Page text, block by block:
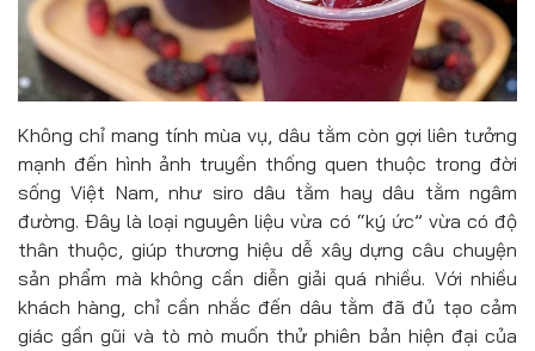
Không chỉ mang tính mùa vụ, dâu tằm còn gợi liên tưởng
mạnh đến hình ảnh truyền thống quen thuộc trong đời
sống Việt Nam, như siro dâu tằm hay dâu tằm ngâm
đường. Đây là loại nguyên liệu vừa có “ký ức” vừa có độ
thân thuộc, giúp thương hiệu dễ xây dựng câu chuyện
sản phẩm mà không cần diễn giải quá nhiều. Với nhiều
khách hàng, chỉ cần nhắc đến dâu tằm đã đủ tạo cảm
giác gần gũi và tò mò muốn thử phiên bản hiện đại của